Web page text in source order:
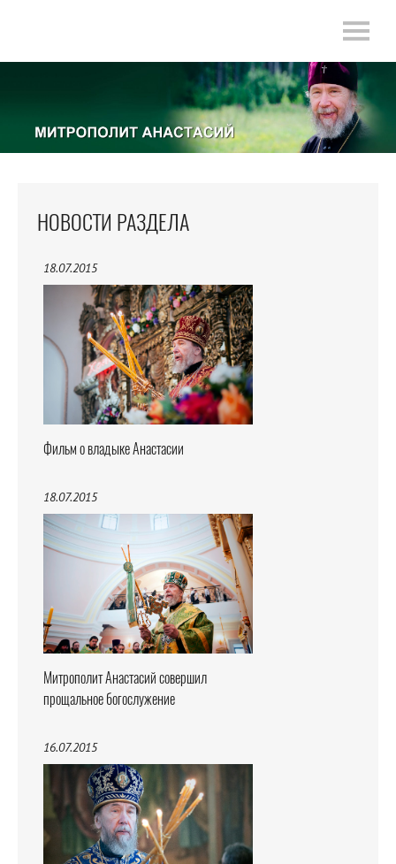
НОВОСТИ РАЗДЕЛА
18.07.2015
Фильм о владыке Анастасии
18.07.2015
Митрополит Анастасий совершил
прощальное богослужение
16.07.2015